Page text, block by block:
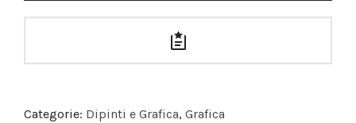
Categorie: Dipinti e Grafica, Grafica